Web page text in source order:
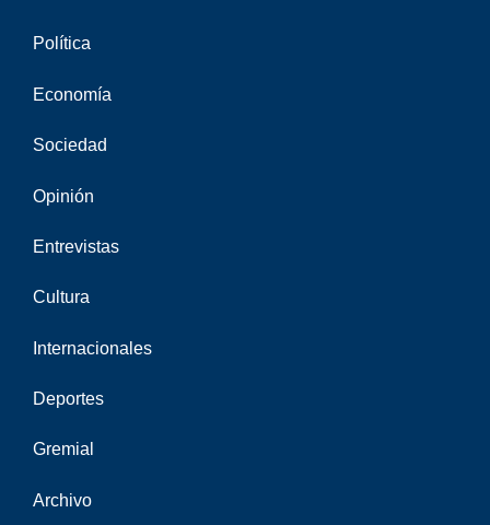
Política
Economía
Sociedad
Opinión
Entrevistas
Cultura
Internacionales
Deportes
Gremial
Archivo